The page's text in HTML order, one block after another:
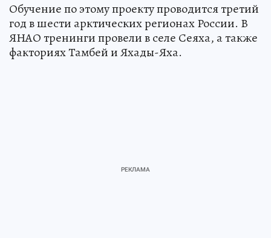
Обучение по этому проекту проводится третий
год в шести арктических регионах России. В
ЯНАО тренинги провели в селе Сеяха, а также
факториях Тамбей и Яхады-Яха.